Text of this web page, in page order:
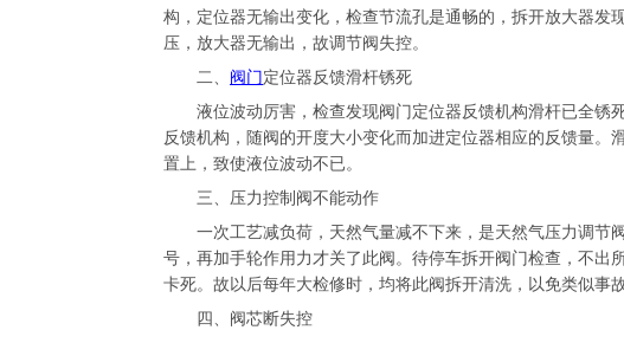
构，定位器无输出变化，检查节流孔是通畅的，拆开放大器
压，放大器无输出，故调节阀失控。
二、 阀门 定位器反馈滑杆锈死
液位波动厉害，检查发现阀门定位器反馈机构滑杆已全锈
反馈机构，随阀的开度大小变化而加进定位器相应的反馈量
置上，致使液位波动不已。
三、压力控制阀不能动作
一次工艺减负荷，天然气量减不下来，是天然气压力调节
号，再加手轮作用力才关了此阀。待停车拆开阀门检查，不
卡死。故以后每年大检修时，均将此阀拆开清洗，以免类似事故
四、阀芯断失控